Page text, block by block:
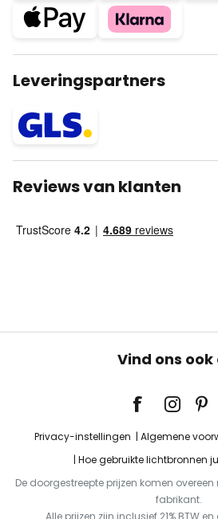
Leveringspartners
Reviews van klanten
Vind ons ook
Privacy-instellingen Algemene
Hoe gebruikte lichtbronnen
De doorgestreepte prijzen komen
fabrikant.
Alle prijzen zijn inclusief 21% BTW